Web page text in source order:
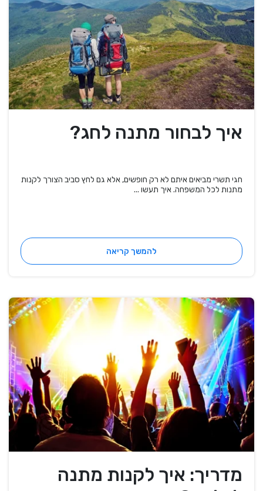
איך לבחור מתנה לחג?
חגי תשרי מביאים איתם לא רק חופשים, אלא גם לחץ סביב הצורך לקנות
מתנות לכל המשפחה. איך תעשו ...
להמשך קריאה
מדריך: איך לקנות מתנה